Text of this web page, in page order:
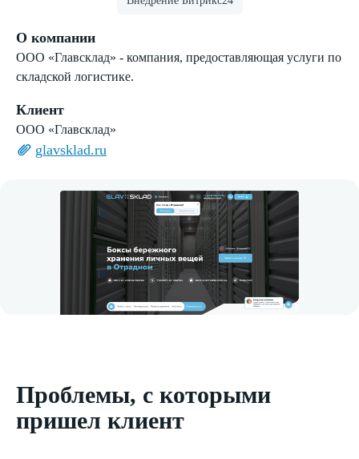
О компании
ООО «Главсклад» - компания, предоставляющая услуги по
складской логистике.
Клиент
ООО «Главсклад»
glavsklad.ru
Проблемы, с которыми
пришел клиент